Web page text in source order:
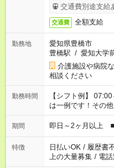
交通費別途支給
交通費 全額支給
勤務地
愛知県豊橋市
豊橋駅 / 愛知大学
介護施設や病院
相談ください
勤務時間
【シフト例】 07:00
は一例です！その
期間 即日～2ヶ月以上 ■
特徴 日払いOK / 履歴書
上の大量募集 / 電